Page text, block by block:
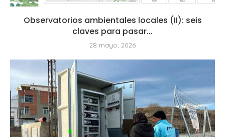
Observatorios ambientales locales (II): seis
claves para pasar...
28 mayo, 2026